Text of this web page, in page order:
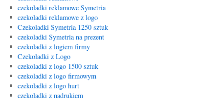
czekoladki reklamowe Symetria
czekoladki reklamowe z logo
Czekoladki Symetria 1250 sztuk
czekoladki Symetria na prezent
czekoladki z logiem firmy
Czekoladki z Logo
czekoladki z logo 1500 sztuk
czekoladki z logo firmowym
czekoladki z logo hurt
czekoladki z nadrukiem